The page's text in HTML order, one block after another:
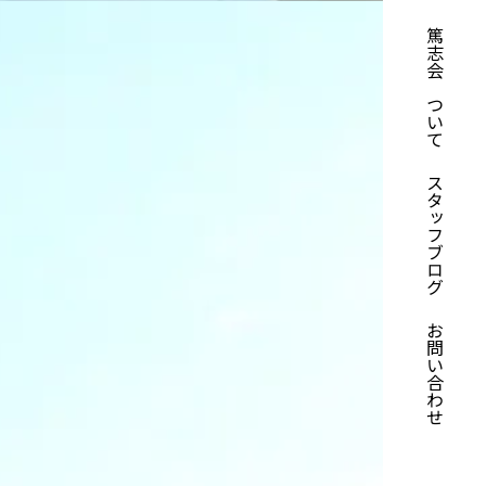
篤志会について
スタッフブログ
お問い合わせ